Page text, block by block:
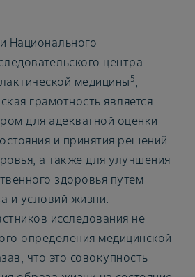
и Национального
центра
медицины5,
грамотность является
для адекватной оценки
и принятия решений
а также для улучшения
здоровья путем
и условий жизни.
исследования не
определения медицинской
что это совокупность